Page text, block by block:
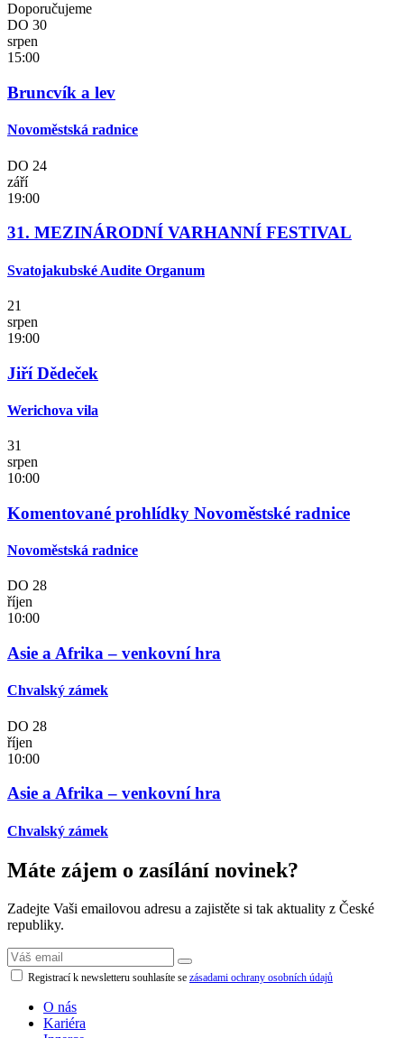
Doporučujeme
DO 30
srpen
15:00
Bruncvík a lev
Novoměstská radnice
DO 24
září
19:00
31. MEZINÁRODNÍ VARHANNÍ FESTIVAL
Svatojakubské Audite Organum
21
srpen
19:00
Jiří Dědeček
Werichova vila
31
srpen
10:00
Komentované prohlídky Novoměstské radnice
Novoměstská radnice
DO 28
říjen
10:00
Asie a Afrika – venkovní hra
Chvalský zámek
DO 28
říjen
10:00
Asie a Afrika – venkovní hra
Chvalský zámek
Máte zájem o zasílání novinek?
Zadejte Vaši emailovou adresu a zajistěte si tak aktuality z České
republiky.
Registrací k newsletteru souhlasíte se zásadami ochrany osobních údajů
O nás
Kariéra